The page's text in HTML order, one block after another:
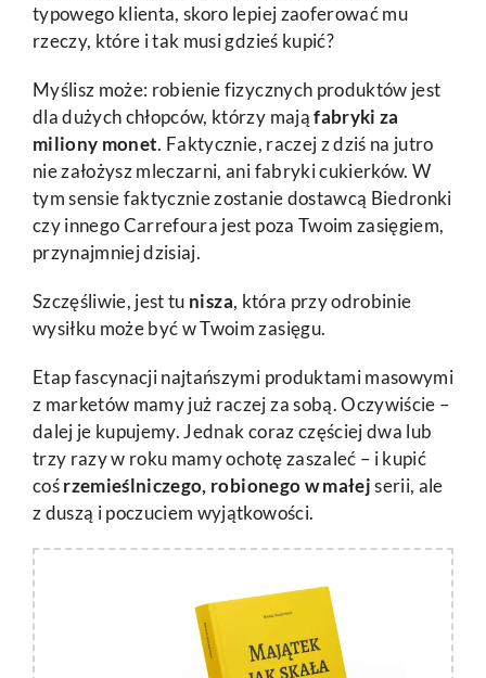
typowego klienta, skoro lepiej zaoferować mu
rzeczy, które i tak musi gdzieś kupić?
Myślisz może: robienie fizycznych produktów jest
dla dużych chłopców, którzy mająfabryki za
miliony monet. Faktycznie, raczej z dziś na jutro
nie założysz mleczarni, ani fabryki cukierków. W
tym sensie faktycznie zostanie dostawcą Biedronki
czy innego Carrefoura jest poza Twoim zasięgiem,
przynajmniej dzisiaj.
Szczęśliwie, jest tu nisza, która przy odrobinie
wysiłku może być w Twoim zasięgu.
Etap fascynacji najtańszymi produktami masowymi
z marketów mamy już raczej za sobą. Oczywiście –
dalej je kupujemy. Jednak coraz częściej dwa lub
trzy razy w roku mamy ochotę zaszaleć – i kupić
cośrzemieślniczego, robionego w małejserii, ale
z duszą i poczuciem wyjątkowości.